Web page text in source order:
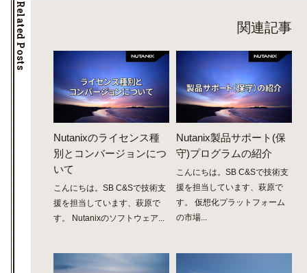
Related Posts 関連記事
Nutanixのライセンス種
別とコンバージョンにつ
いて
こんにちは。SB C&Sで技術支
援を担当しています、萩原で
す。 Nutanixのソフトウェア...
Nutanix製品サポート(保
守)プログラムの紹介
こんにちは。SB C&Sで技術支
援を担当しています、萩原で
す。 仮想化プラットフォーム
の市場...